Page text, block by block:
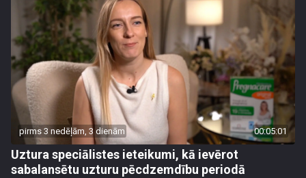
pirms 3 nedēļām, 3 dienām 00:05:01
Uztura speciālistes ieteikumi, kā ievērot
sabalansētu uzturu pēcdzemdību periodā